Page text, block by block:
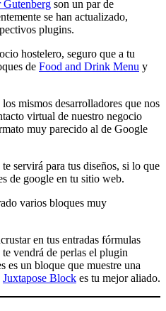
Gutenberg son un par de
se han actualizado,
plugins.
hostelero, seguro que a tu
de Food and Drink Menu y
mismos desarrolladores que nos
virtual de nuestro negocio
muy parecido al de Google
te servirá para tus diseños, si lo que
de google en tu sitio web.
varios bloques muy
en tus entradas fórmulas
vendrá de perlas el plugin
es un bloque que muestre una
Juxtapose Block es tu mejor aliado.